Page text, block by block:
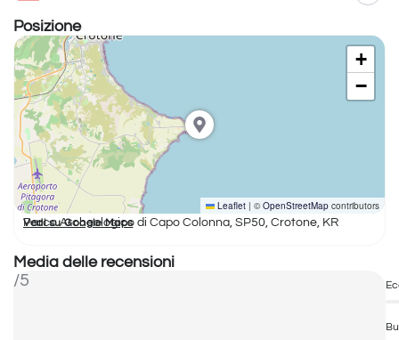
Posizione
+
−
Leaflet | © OpenStreetMap contributors
Parco Archeologico di Capo Colonna, SP50, Crotone, KR
Vedi su Google Maps
Media delle recensioni
/5